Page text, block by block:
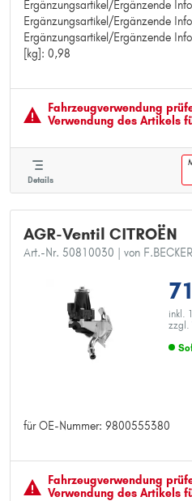
Ergänzungsartikel/Ergänzende
Ergänzungsartikel/Ergänzende
Ergänzungsartikel/Ergänzende
[kg]: 0,98
Abgasnorm: Euro 4 (D4)
Pol-Anzahl: 5
Ergänzungsartikel/Ergänzende
Ergänzungsartikel/Ergänzende
Gewicht [kg]: 0,98
Fahrzeugver­wendung
Verwendung des Artikels
Details
AGR-Ventil CITROËN
Art.-Nr. 50810030 | von F.BECKER
inkl.
zzgl.
für OE-Nummer: 9800555380
für OE-Nummer: 9800555380
Fahrzeugver­wendung
Verwendung des Artikels